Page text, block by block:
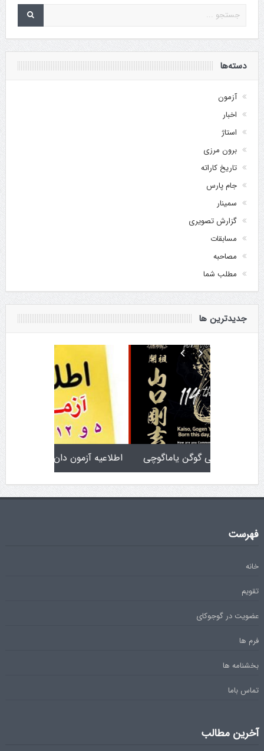
دسته‌ها
آزمون
اخبار
استاژ
برون مرزی
تاریخ کاراته
جام پارس
سمینار
گزارش تصویری
مسابقات
مصاحبه
مطلب شما
جدیدترین ها
اطلاعیه آزمون تولد کایچو سن سی گوگن یاماگوچی
فهرست
خانه
تقویم
عضویت در گوجوکای
فرم ها
بخشنامه ها
تماس باما
آخرین مطالب